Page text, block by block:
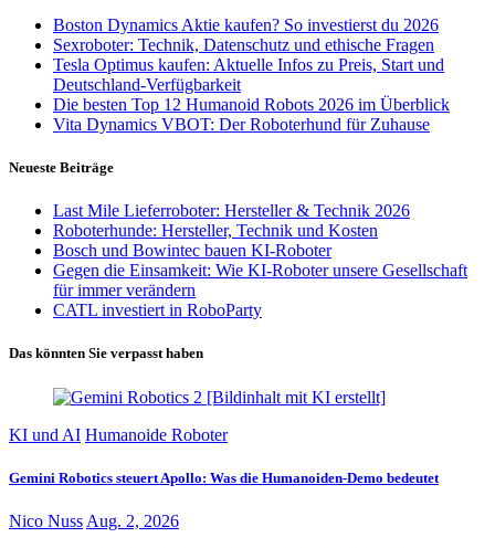
Boston Dynamics Aktie kaufen? So investierst du 2026
Sexroboter: Technik, Datenschutz und ethische Fragen
Tesla Optimus kaufen: Aktuelle Infos zu Preis, Start und
Deutschland-Verfügbarkeit
Die besten Top 12 Humanoid Robots 2026 im Überblick
Vita Dynamics VBOT: Der Roboterhund für Zuhause
Neueste Beiträge
Last Mile Lieferroboter: Hersteller & Technik 2026
Roboterhunde: Hersteller, Technik und Kosten
Bosch und Bowintec bauen KI-Roboter
Gegen die Einsamkeit: Wie KI-Roboter unsere Gesellschaft
für immer verändern
CATL investiert in RoboParty
Das könnten Sie verpasst haben
KI und AI Humanoide Roboter
Gemini Robotics steuert Apollo: Was die Humanoiden-Demo bedeutet
Nico Nuss Aug. 2, 2026